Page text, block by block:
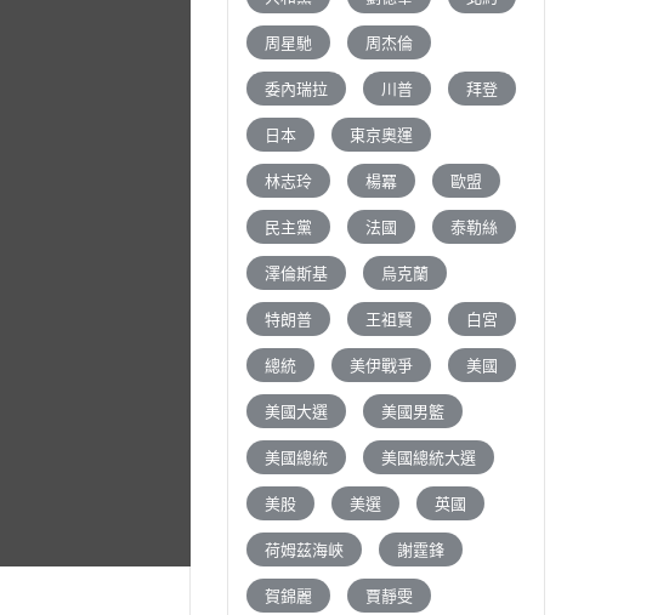
周星馳 周杰倫
委內瑞拉 川普 拜登
日本 東京奧運
林志玲 楊冪 歐盟
民主黨 法國 泰勒絲
澤倫斯基 烏克蘭
特朗普 王祖賢 白宮
總統 美伊戰爭 美國
美國大選 美國男籃
美國總統 美國總統大選
美股 美選 英國
荷姆茲海峽 謝霆鋒
賀錦麗 賈靜雯